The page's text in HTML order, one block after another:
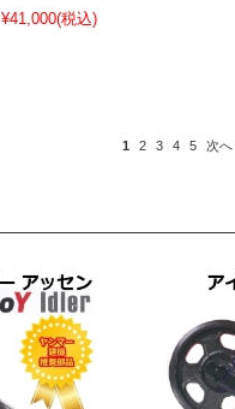
¥41,000(税込)
1 2 3 4 5 次へ